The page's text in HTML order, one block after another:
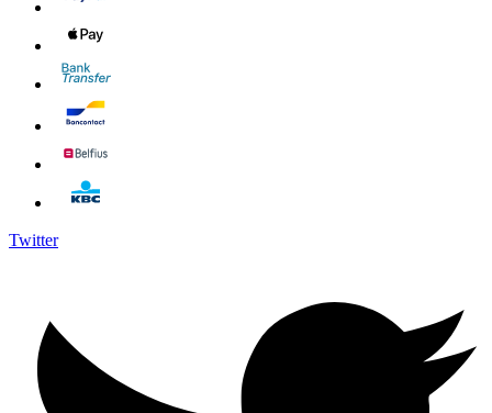
Twitter